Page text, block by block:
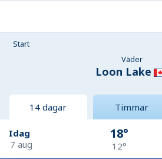
Start
Väder
Loon Lake
14 dagar Timmar
Idag
7 aug
18°
12°